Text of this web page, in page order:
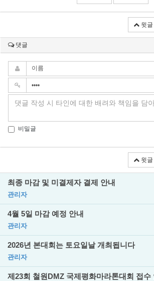
윗글
댓글
비밀글
윗글
최종 마감 및 미결제자 결제 안내
관리자
4월 5일 마감 예정 안내
관리자
2026년 본대회는 토요일날 개최됩니다
관리자
제23회 철원DMZ 국제평화마라톤대회 접수